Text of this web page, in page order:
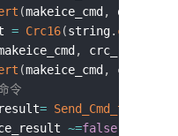
(makeice_cmd , out_time
= Crc16(string. char
, crc_result
(makeice_cmd ,
令
= Send_Cmd_to_com
~=false